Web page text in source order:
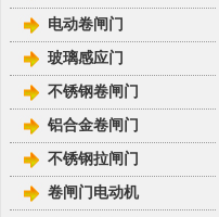
电动卷闸门
玻璃感应门
不锈钢卷闸门
铝合金卷闸门
不锈钢拉闸门
卷闸门电动机